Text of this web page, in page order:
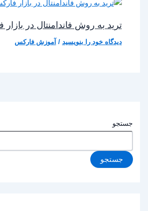
جستجو
جستجو
ترید به روش فاندامنتال در بازار
دیدگاه‌ خود را بنویسید /آموزش فارکس